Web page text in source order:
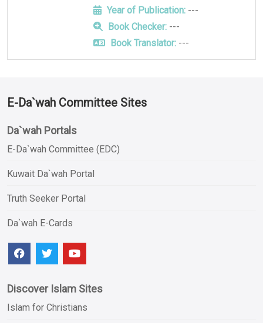
Year of Publication:---
Book Checker:---
Book Translator:---
E-Da`wah Committee Sites
Da`wah Portals
E-Da`wah Committee (EDC)
Kuwait Da`wah Portal
Truth Seeker Portal
Da`wah E-Cards
Discover Islam Sites
Islam for Christians